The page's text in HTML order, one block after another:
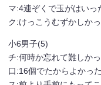
マ:4連ぞくで玉がはいっ
ク:けっこうむずかしかっ
小6男子(5)
チ:何時か忘れて難しかっ
口:16個でたからよかった